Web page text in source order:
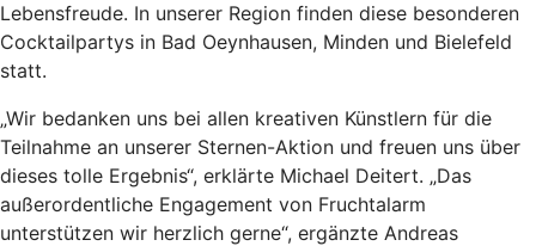
Lebensfreude. In unserer Region finden diese besonderen
Cocktailpartys in Bad Oeynhausen, Minden und Bielefeld
statt.
„Wir bedanken uns bei allen kreativen Künstlern für die
Teilnahme an unserer Sternen-Aktion und freuen uns über
dieses tolle Ergebnis“, erklärte Michael Deitert. „Das
außerordentliche Engagement von Fruchtalarm
unterstützen wir herzlich gerne“, ergänzte Andreas